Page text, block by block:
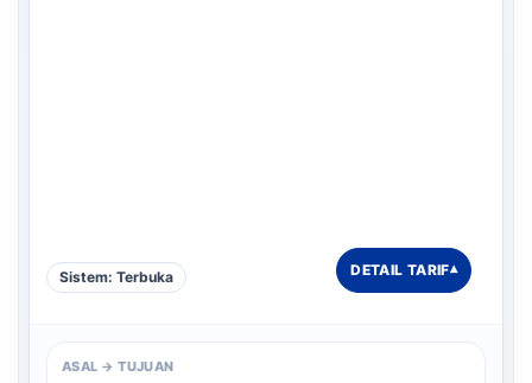
Sistem: Terbuka DETAIL TARIF▾
ASAL → TUJUAN